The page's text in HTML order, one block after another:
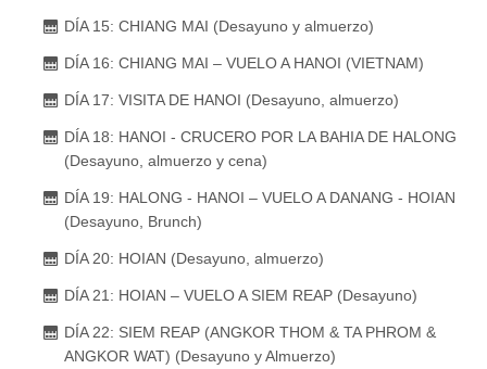
DÍA 15: CHIANG MAI (Desayuno y almuerzo)
DÍA 16: CHIANG MAI – VUELO A HANOI (VIETNAM)
DÍA 17: VISITA DE HANOI (Desayuno, almuerzo)
DÍA 18: HANOI - CRUCERO POR LA BAHIA DE HALONG
(Desayuno, almuerzo y cena)
DÍA 19: HALONG - HANOI – VUELO A DANANG - HOIAN
(Desayuno, Brunch)
DÍA 20: HOIAN (Desayuno, almuerzo)
DÍA 21: HOIAN – VUELO A SIEM REAP (Desayuno)
DÍA 22: SIEM REAP (ANGKOR THOM & TA PHROM &
ANGKOR WAT) (Desayuno y Almuerzo)